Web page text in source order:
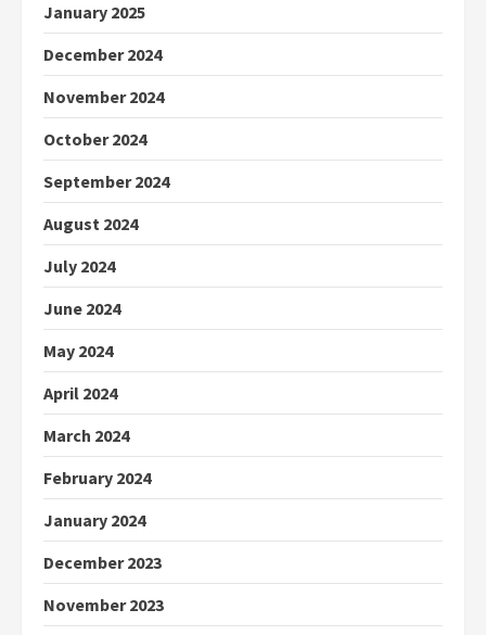
January 2025
December 2024
November 2024
October 2024
September 2024
August 2024
July 2024
June 2024
May 2024
April 2024
March 2024
February 2024
January 2024
December 2023
November 2023